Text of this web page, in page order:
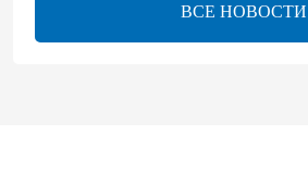
bp о ходе строительства
ВСЕ НОВОСТИ